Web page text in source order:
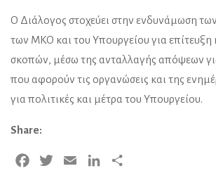
Ο Διάλογος στοχεύει στην ενδυνάμωση
των ΜΚΟ και του Υπουργείου για
σκοπών, μέσω της ανταλλαγής απόψεων
που αφορούν τις οργανώσεις και της
για πολιτικές και μέτρα του Υπουργείου.
Share:
Facebook
Twitter Email LinkedIn